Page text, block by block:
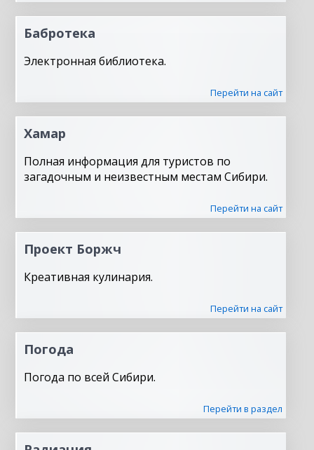
Бабротека
Электронная библиотека.
Перейти на сайт
Хамар
Полная информация для туристов по
загадочным и неизвестным местам Сибири.
Перейти на сайт
Проект Боржч
Креативная кулинария.
Перейти на сайт
Погода
Погода по всей Сибири.
Перейти в раздел